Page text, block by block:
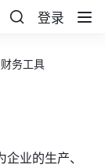
登录
财务工具
业的生产、